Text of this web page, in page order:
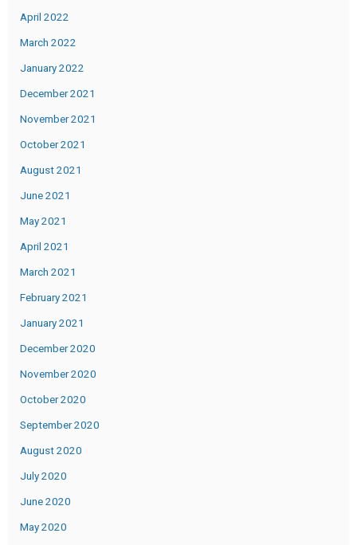
April 2022
March 2022
January 2022
December 2021
November 2021
October 2021
August 2021
June 2021
May 2021
April 2021
March 2021
February 2021
January 2021
December 2020
November 2020
October 2020
September 2020
August 2020
July 2020
June 2020
May 2020